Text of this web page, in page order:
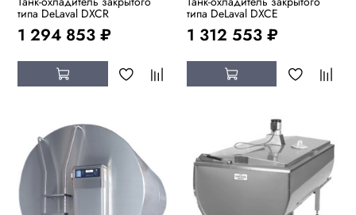
типа DeLaval DXCR
1 294 853 ₽
типа DeLaval DXCE
1 312 553 ₽